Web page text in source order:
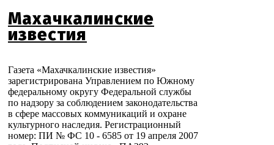
Махачкалинские
известия
Газета «Махачкалинские известия»
зарегистрирована Управлением по Южному
федеральному округу Федеральной службы
по надзору за соблюдением законодательства
в сфере массовых коммуникаций и охране
культурного наследия. Регистрационный
номер: ПИ № ФС 10 - 6585 от 19 апреля 2007